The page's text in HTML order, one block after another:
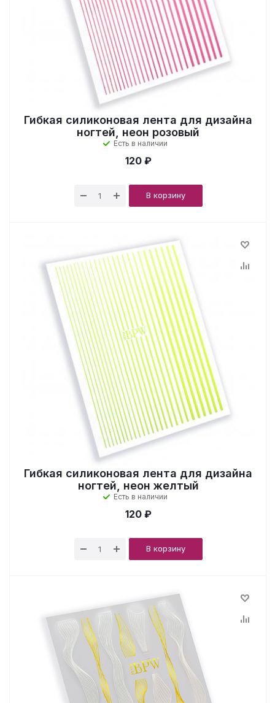
Гибкая силиконовая лента для дизайна
ногтей, неон розовый
Есть в наличии
120 ₽
В корзину
Гибкая силиконовая лента для дизайна
ногтей, неон желтый
Есть в наличии
120 ₽
В корзину